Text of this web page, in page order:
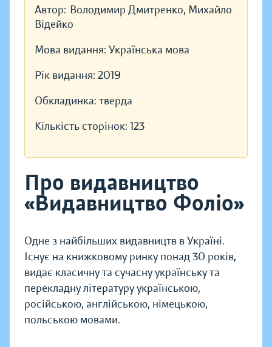
Автор: Володимир Дмитренко, Михайло
Відейко
Мова видання: Українська мова
Рік видання: 2019
Обкладинка: тверда
Кількість сторінок: 123
Про видавництво
«Видавництво Фоліо»
Одне з найбільших видавництв в Україні.
Існує на книжковому ринку понад 30 років,
видає класичну та сучасну українську та
перекладну літературу українською,
російською, англійською, німецькою,
польською мовами.